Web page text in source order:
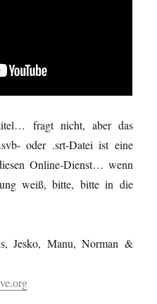
fragt nicht, aber das
oder .srt-Datei ist eine
Online-Dienst… wenn
weiß, bitte, bitte in die
Jesko, Manu, Norman &